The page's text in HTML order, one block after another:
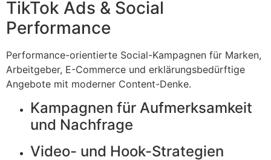
TikTok Ads & Social
Performance
Performance-orientierte Social-Kampagnen für Marken,
Arbeitgeber, E-Commerce und erklärungsbedürftige
Angebote mit moderner Content-Denke.
Kampagnen für Aufmerksamkeit
und Nachfrage
Video- und Hook-Strategien